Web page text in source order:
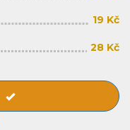
19 Kč
28 Kč